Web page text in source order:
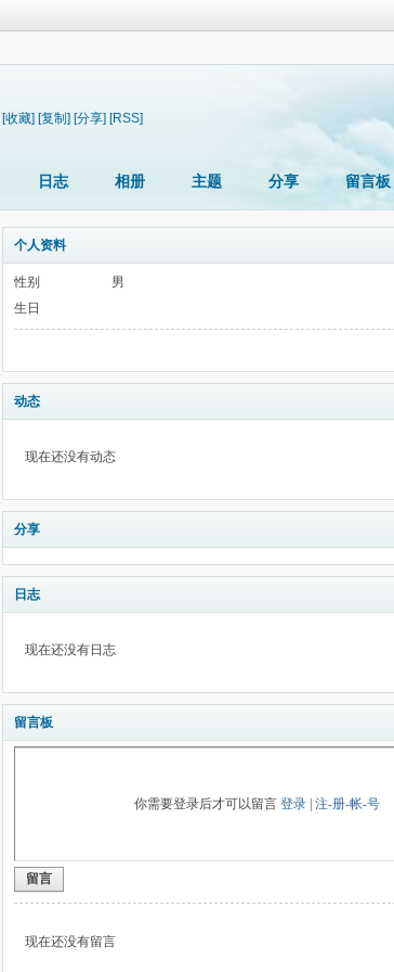
[收藏] [复制] [分享] [RSS]
日志 相册 主题 分享 留言板
个人资料
性别
男
生日
动态
现在还没有动态
分享
日志
现在还没有日志
留言板
你需要登录后才可以留言 登录| 注-册-帐-号
留言
现在还没有留言